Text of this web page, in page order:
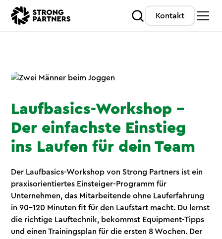
Kontakt
Laufbasics-Workshop –
Der einfachste Einstieg
ins Laufen für dein Team
Der Laufbasics-Workshop von Strong Partners ist ein
praxisorientiertes Einsteiger-Programm für
Unternehmen, das Mitarbeitende ohne Lauferfahrung
in 90–120 Minuten fit für den Laufstart macht. Du lernst
die richtige Lauftechnik, bekommst Equipment-Tipps
und einen Trainingsplan für die ersten 8 Wochen. Der